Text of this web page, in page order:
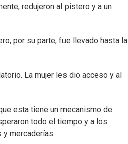
redujeron al pistero y a un
por su parte, fue llevado hasta la
La mujer les dio acceso y al
esta tiene un mecanismo de
todo el tiempo y a los
mercaderías.